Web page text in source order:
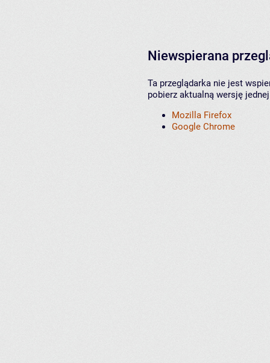
Niewspierana
Ta przeglądarka nie jest
pobierz aktualną wersję
Mozilla Firefox
Google Chrome